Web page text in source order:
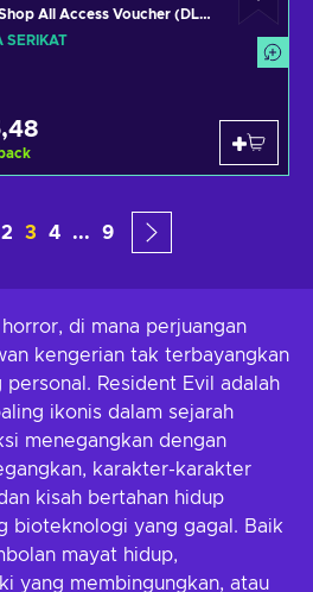
All Access Voucher (DLC)
Key UNITED STATES
SERIKAT
2 3 4 ... 9
di mana perjuangan
kengerian tak terbayangkan
personal. Resident Evil adalah
ikonis dalam sejarah
menegangkan dengan
karakter-karakter
kisah bertahan hidup
bioteknologi yang gagal. Baik
mayat hidup,
yang membingungkan, atau